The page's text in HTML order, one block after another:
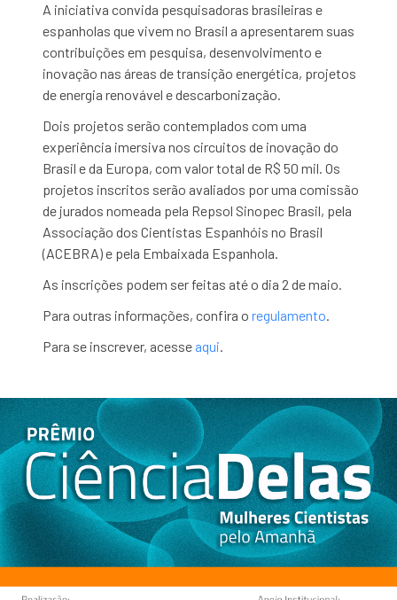
A iniciativa convida pesquisadoras brasileiras e
espanholas que vivem no Brasil a apresentarem suas
contribuições em pesquisa, desenvolvimento e
inovação nas áreas de transição energética, projetos
de energia renovável e descarbonização.
Dois projetos serão contemplados com uma
experiência imersiva nos circuitos de inovação do
Brasil e da Europa, com valor total de R$ 50 mil. Os
projetos inscritos serão avaliados por uma comissão
de jurados nomeada pela Repsol Sinopec Brasil, pela
Associação dos Cientistas Espanhóis no Brasil
(ACEBRA) e pela Embaixada Espanhola.
As inscrições podem ser feitas até o dia 2 de maio.
Para outras informações, confira oregulamento.
Para se inscrever, acesse aqui.